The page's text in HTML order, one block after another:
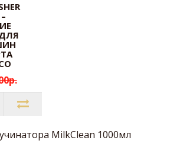
MilkClean 1000мл